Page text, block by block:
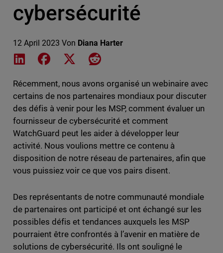
cybersécurité
12 April 2023 Von Diana Harter
Share on LinkedIn
Share on Facebook
Share on XShare on Reddit
Récemment, nous avons organisé un webinaire avec
certains de nos partenaires mondiaux pour discuter
des défis à venir pour les MSP, comment évaluer un
fournisseur de cybersécurité et comment
WatchGuard peut les aider à développer leur
activité. Nous voulions mettre ce contenu à
disposition de notre réseau de partenaires, afin que
vous puissiez voir ce que vos pairs disent.
Des représentants de notre communauté mondiale
de partenaires ont participé et ont échangé sur les
possibles défis et tendances auxquels les MSP
pourraient être confrontés à l’avenir en matière de
solutions de cybersécurité. Ils ont souligné le